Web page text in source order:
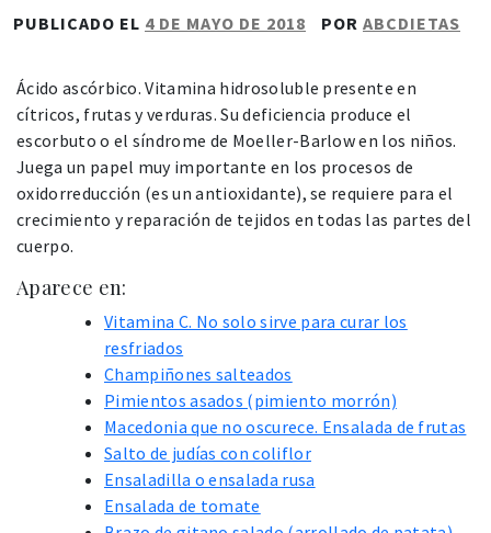
PUBLICADO EL 4 DE MAYO DE 2018 POR ABCDIETAS
Ácido ascórbico. Vitamina hidrosoluble presente en
cítricos, frutas y verduras. Su deficiencia produce el
escorbuto o el síndrome de Moeller-Barlow en los niños.
Juega un papel muy importante en los procesos de
oxidorreducción (es un antioxidante), se requiere para el
crecimiento y reparación de tejidos en todas las partes del
cuerpo.
Aparece en:
Vitamina C. No solo sirve para curar los
resfriados
Champiñones salteados
Pimientos asados (pimiento morrón)
Macedonia que no oscurece. Ensalada de frutas
Salto de judías con coliflor
Ensaladilla o ensalada rusa
Ensalada de tomate